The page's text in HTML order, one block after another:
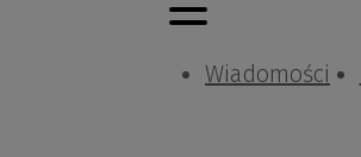
Wiadomości